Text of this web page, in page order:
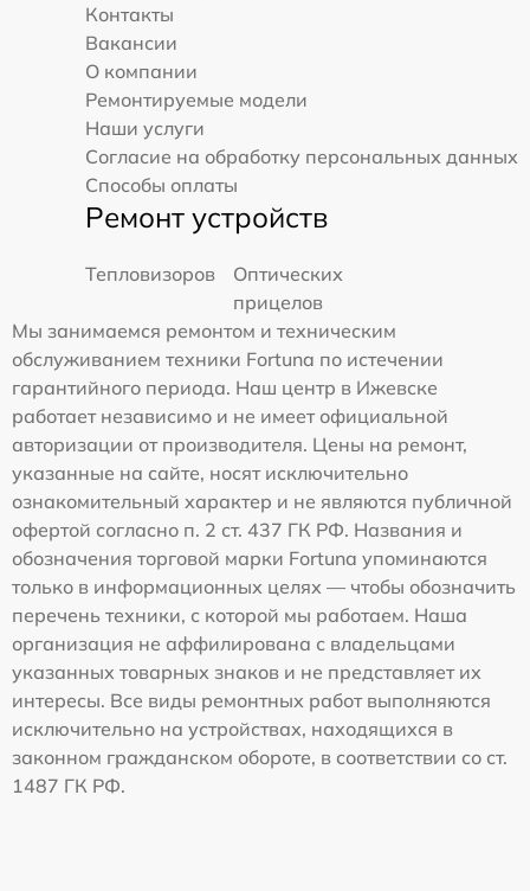
Контакты
Вакансии
О компании
Ремонтируемые модели
Наши услуги
Согласие на обработку персональных данных
Способы оплаты
Ремонт устройств
Тепловизоров
Оптических
прицелов
Мы занимаемся ремонтом и техническим
обслуживанием техники Fortuna по истечении
гарантийного периода. Наш центр в Ижевске
работает независимо и не имеет официальной
авторизации от производителя. Цены на ремонт,
указанные на сайте, носят исключительно
ознакомительный характер и не являются публичной
офертой согласно п. 2 ст. 437 ГК РФ. Названия и
обозначения торговой марки Fortuna упоминаются
только в информационных целях — чтобы обозначить
перечень техники, с которой мы работаем. Наша
организация не аффилирована с владельцами
указанных товарных знаков и не представляет их
интересы. Все виды ремонтных работ выполняются
исключительно на устройствах, находящихся в
законном гражданском обороте, в соответствии со ст.
1487 ГК РФ.